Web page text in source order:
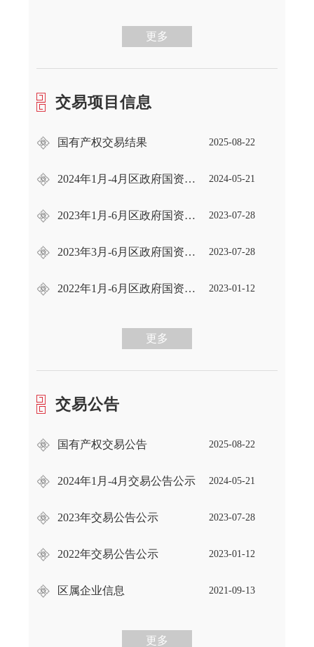
更多
交易项目信息
国有产权交易结果 2025-08-22
2024年1月-4月区政府国资局监管企业 产权交易情况 2024-05-21
2023年1月-6月区政府国资局监管企业 产权交易情况 2023-07-28
2023年3月-6月区政府国资局监管企业 产权交易情况 2023-07-28
2022年1月-6月区政府国资局监管企业产权交易情况 2023-01-12
更多
交易公告
国有产权交易公告 2025-08-22
2024年1月-4月交易公告公示 2024-05-21
2023年交易公告公示 2023-07-28
2022年交易公告公示 2023-01-12
区属企业信息 2021-09-13
更多